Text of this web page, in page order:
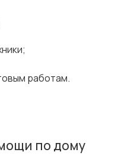
работам.
по дому